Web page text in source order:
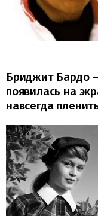
Бриджит Бардо
появилась на
навсегда